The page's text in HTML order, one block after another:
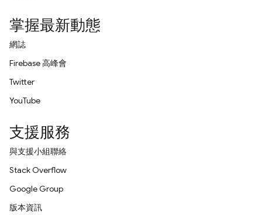
掌握最新動態
網誌
Firebase 高峰會
Twitter
YouTube
支援服務
與支援小組聯絡
Stack Overflow
Google Group
版本資訊